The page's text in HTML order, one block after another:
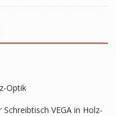
Optik
VEGA in Holz-